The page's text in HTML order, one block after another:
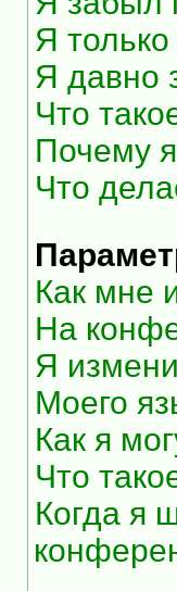
Я
Я давно
Что
Почему
Что
Как мне
На
Я
Моего
Как я
Что
Когда я